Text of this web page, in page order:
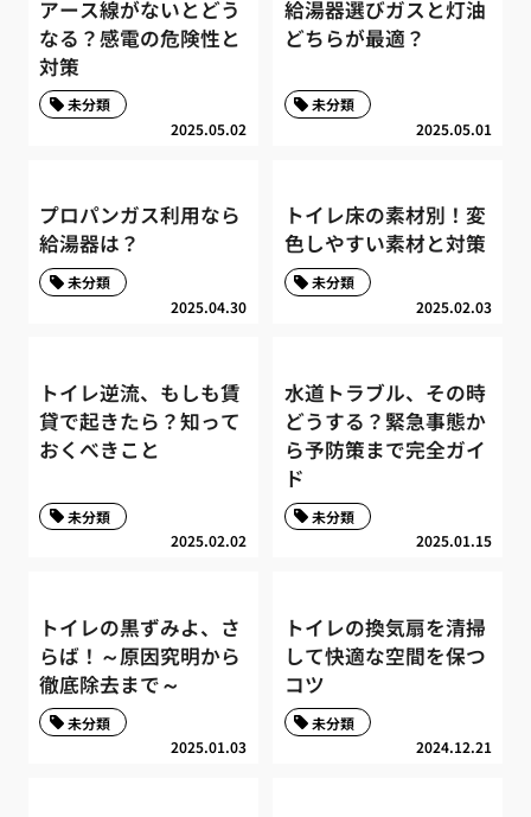
アース線がないとどう
なる？感電の危険性と
対策
2025.05.02
未分類
給湯器選びガスと灯油
どちらが最適？
2025.05.01
未分類
プロパンガス利用なら
給湯器は？
2025.04.30
未分類
トイレ床の素材別！変
色しやすい素材と対策
2025.02.03
未分類
トイレ逆流、もしも賃
貸で起きたら？知って
おくべきこと
2025.02.02
未分類
水道トラブル、その時
どうする？緊急事態か
ら予防策まで完全ガイ
ド
2025.01.15
未分類
トイレの黒ずみよ、さ
らば！～原因究明から
徹底除去まで～
2025.01.03
未分類
トイレの換気扇を清掃
して快適な空間を保つ
コツ
2024.12.21
未分類